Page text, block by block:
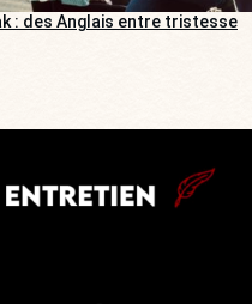
: des Anglais entre tristesse